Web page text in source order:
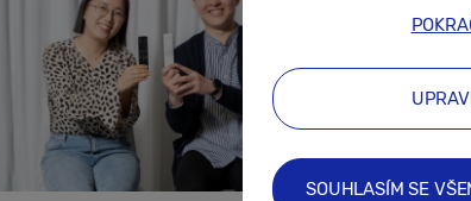
SOUHLASÍM SE